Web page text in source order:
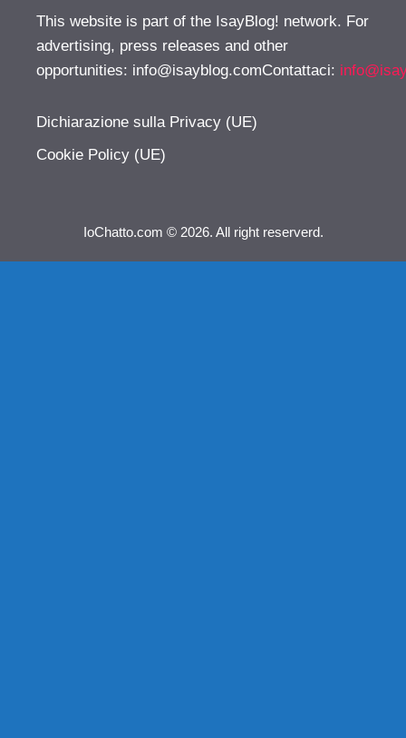
This website is part of the IsayBlog! network. For
advertising, press releases and other
opportunities: info@isayblog.comContattaci:
Dichiarazione sulla Privacy (UE)
Cookie Policy (UE)
IoChatto.com © 2026. All right reserverd.